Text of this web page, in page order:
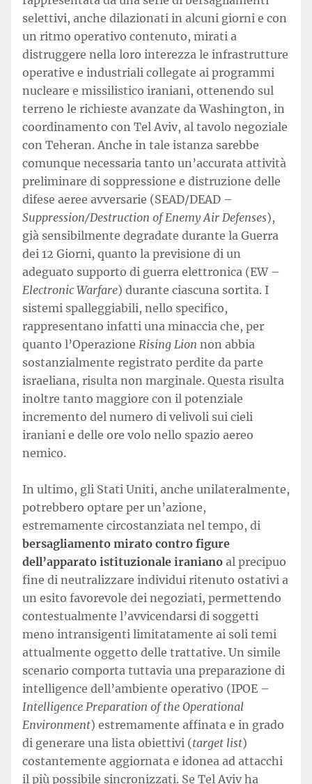
selettivi, anche dilazionati in alcuni giorni e con
un ritmo operativo contenuto, mirati a
distruggere nella loro interezza le infrastrutture
operative e industriali collegate ai programmi
nucleare e missilistico iraniani, ottenendo sul
terreno le richieste avanzate da Washington, in
coordinamento con Tel Aviv, al tavolo negoziale
con Teheran. Anche in tale istanza sarebbe
comunque necessaria tanto un’accurata attività
preliminare di soppressione e distruzione delle
difese aeree avversarie (SEAD/DEAD –
Suppression/Destruction of Enemy Air Defenses),
già sensibilmente degradate durante la Guerra
dei 12 Giorni, quanto la previsione di un
adeguato supporto di guerra elettronica (EW –
Electronic Warfare) durante ciascuna sortita. I
sistemi spalleggiabili, nello specifico,
rappresentano infatti una minaccia che, per
quanto l’Operazione Rising Lion non abbia
sostanzialmente registrato perdite da parte
israeliana, risulta non marginale. Questa risulta
inoltre tanto maggiore con il potenziale
incremento del numero di velivoli sui cieli
iraniani e delle ore volo nello spazio aereo
nemico.
In ultimo, gli Stati Uniti, anche unilateralmente,
potrebbero optare per un’azione,
estremamente circostanziata nel tempo, di
bersagliamento mirato contro figure
dell’apparato istituzionale iraniano al precipuo
fine di neutralizzare individui ritenuto ostativi a
un esito favorevole dei negoziati, permettendo
contestualmente l’avvicendarsi di soggetti
meno intransigenti limitatamente ai soli temi
attualmente oggetto delle trattative. Un simile
scenario comporta tuttavia una preparazione di
intelligence dell’ambiente operativo (IPOE –
Intelligence Preparation of the Operational
Environment) estremamente affinata e in grado
di generare una lista obiettivi (target list)
costantemente aggiornata e idonea ad attacchi
il più possibile sincronizzati. Se Tel Aviv ha